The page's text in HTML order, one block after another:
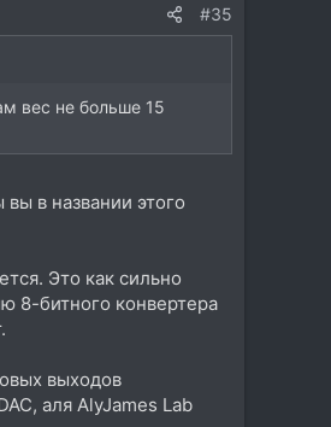
#35
вес не больше 15
в названии этого
Это как сильно
8-битного конвертера
выходов
аля AlyJames Lab